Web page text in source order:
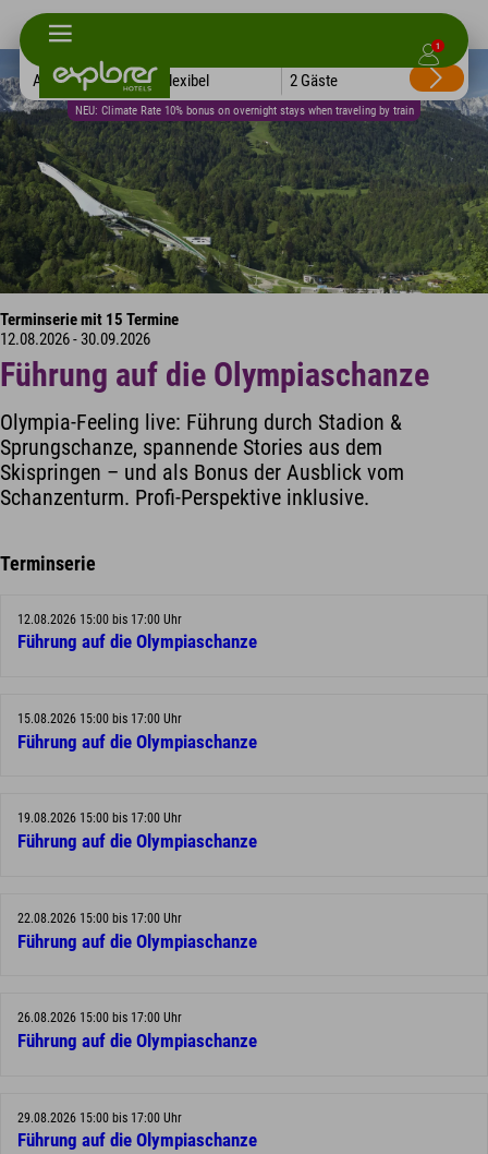
1
NEU: Climate Rate 10% bonus on overnight stays when traveling by train
Alle Hotels Flexibel 2 Gäste
Terminserie mit 15 Termine
12.08.2026 - 30.09.2026
Führung auf die Olympiaschanze
Olympia-Feeling live: Führung durch Stadion &
Sprungschanze, spannende Stories aus dem
Skispringen – und als Bonus der Ausblick vom
Schanzenturm. Profi-Perspektive inklusive.
Terminserie
12.08.2026 15:00 bis 17:00 Uhr
Führung auf die Olympiaschanze
15.08.2026 15:00 bis 17:00 Uhr
Führung auf die Olympiaschanze
19.08.2026 15:00 bis 17:00 Uhr
Führung auf die Olympiaschanze
22.08.2026 15:00 bis 17:00 Uhr
Führung auf die Olympiaschanze
26.08.2026 15:00 bis 17:00 Uhr
Führung auf die Olympiaschanze
29.08.2026 15:00 bis 17:00 Uhr
Führung auf die Olympiaschanze